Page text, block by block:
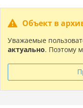
Объект в
Уважаемые
актуально. Поэтому